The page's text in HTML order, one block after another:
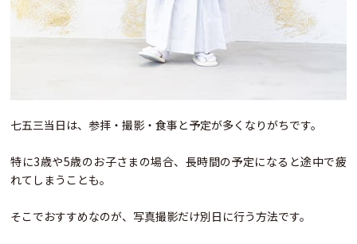
七五三当日は、参拝・撮影・食事と予定が多くなりがちです。
特に3歳や5歳のお子さまの場合、長時間の予定になると途中で疲
れてしまうことも。
そこでおすすめなのが、写真撮影だけ別日に行う方法です。